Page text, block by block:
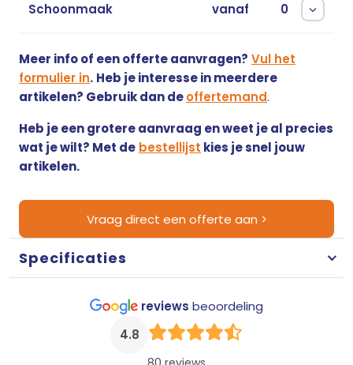
Schoonmaak vanaf 0
Meer info of een offerte aanvragen? Vul het
formulier in. Heb je interesse in meerdere
artikelen? Gebruik dan deoffertemand.
Heb je een grotere aanvraag en weet je al precies
wat je wilt? Met de bestellijst kies je snel jouw
artikelen.
Vraag direct een offerte aan >
Specificaties
reviews beoordeling
4.8